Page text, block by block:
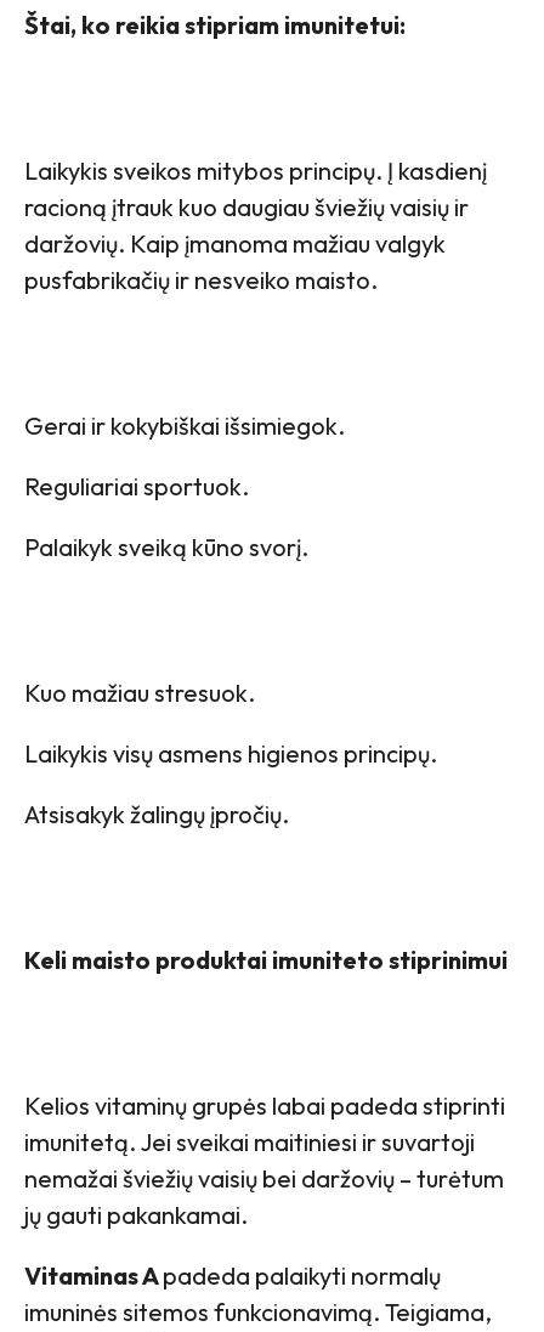
Štai, ko reikia stipriam imunitetui:
Laikykis sveikos mitybos principų. Į kasdienį
racioną įtrauk kuo daugiau šviežių vaisių ir
daržovių. Kaip įmanoma mažiau valgyk
pusfabrikačių ir nesveiko maisto.
Gerai ir kokybiškai išsimiegok.
Reguliariai sportuok.
Palaikyk sveiką kūno svorį.
Kuo mažiau stresuok.
Laikykis visų asmens higienos principų.
Atsisakyk žalingų įpročių.
Keli maisto produktai imuniteto stiprinimui
Kelios vitaminų grupės labai padeda stiprinti
imunitetą. Jei sveikai maitiniesi ir suvartoji
nemažai šviežių vaisių bei daržovių – turėtum
jų gauti pakankamai.
Vitaminas Apadeda palaikyti normalų
imuninės sitemos funkcionavimą. Teigiama,